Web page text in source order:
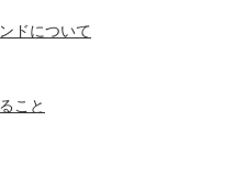
ドについて
こと